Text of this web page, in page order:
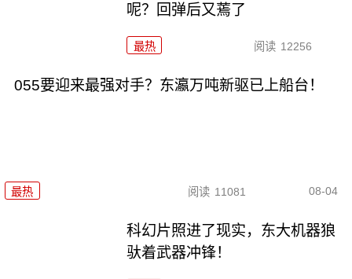
呢？回弹后又蔫了
最热 阅读 12256
055要迎来最强对手？东瀛万吨新驱已上船台！
最热 阅读 11081 08-04
科幻片照进了现实，东大机器狼
驮着武器冲锋！